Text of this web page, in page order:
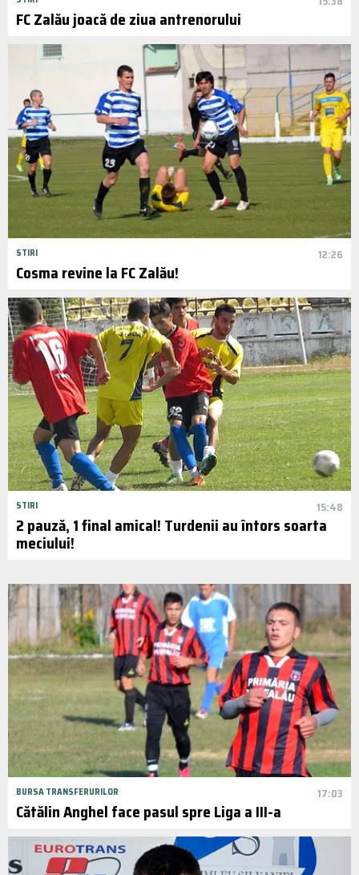
FC Zalău joacă de ziua antrenorului
STIRI 12:26
Cosma revine la FC Zalău!
STIRI 15:48
2 pauză, 1 final amical! Turdenii au întors soarta
meciului!
BURSA TRANSFERURILOR 17:03
Cătălin Anghel face pasul spre Liga a III-a